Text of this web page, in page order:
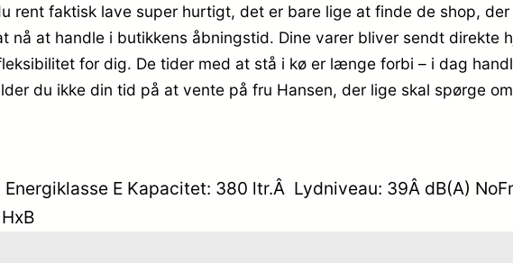
rent faktisk lave super hurtigt, det er bare lige at finde de shop,
at handle i butikkens åbningstid. Dine varer bliver sendt direkte
for dig. De tider med at stå i kø er længe forbi – i dag
du ikke din tid på at vente på fru Hansen, der lige skal spørge
E Kapacitet: 380 ltr.Â Lydniveau: 39Â dB(A)